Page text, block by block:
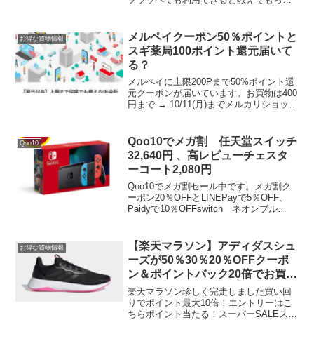
の方にアプリダウンロード🔗あります
pic.twitter....
お得な買物情報
メルペイクーポン50％ポイントと
スギ薬局100ポイント還元届いて
る？
メルペイに上限200Pまで50%ポイント還
元クーポンが届いています。お買物は400
円まで → 10/11(月)までメルカリショップ
プライチでコーヒー1本買うと1本もら
え...
Qoo10
Qoo10でメガ割 任天堂スイッチ
32,640円 、高レビューチェスタ
ーコート2,080円
Qoo10でメガ割セール中です。メガ割ク
ーポン20％OFFとLINEPayで5％OFF、
Paidyで10％OFFswitch ネオンブル
ーポン適用で32,6...
お得な買物情報
【楽天マラソン】アディダスシュ
ーズが50％30％20％OFFクーポ
ン＆ポイントバック20倍でお買い
得
楽天マラソン珍しく完走しました買い回
りでポイント最大10倍！エントリーはこ
ちらポイント当たる！スーパーSALEスロ